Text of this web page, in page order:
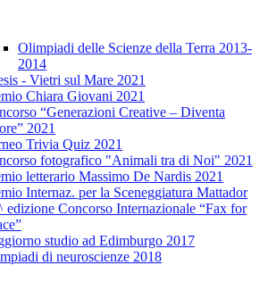
Olimpiadi delle Scienze della Terra 2013-
2014
- Vietri sul Mare 2021
Chiara Giovani 2021
“Generazioni Creative – Diventa
2021
Trivia Quiz 2021
fotografico "Animali tra di Noi" 2021
letterario Massimo De Nardis 2021
Internaz. per la Sceneggiatura Mattador
edizione Concorso Internazionale “Fax for
studio ad Edimburgo 2017
di neuroscienze 2018